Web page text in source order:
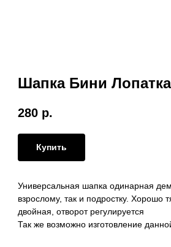
Шапка Бини
280 р.
Купить
Универсальная шапка одинарная
взрослому, так и подростку. Хорошо
двойная, отворот регулируется
Так же возможно изготовление